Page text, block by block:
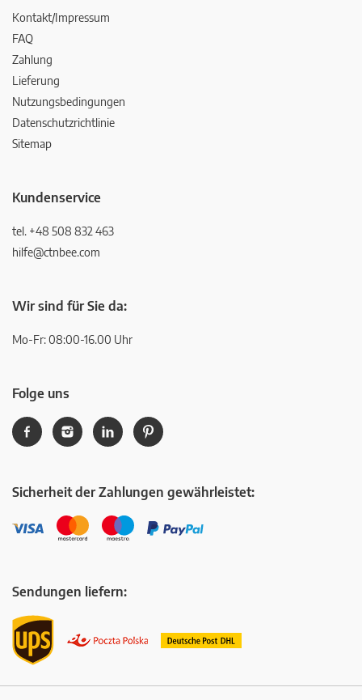
Kontakt/Impressum
FAQ
Zahlung
Lieferung
Nutzungsbedingungen
Datenschutzrichtlinie
Sitemap
Kundenservice
tel. +48 508 832 463
hilfe@ctnbee.com
Wir sind für Sie da:
Mo-Fr: 08:00-16.00 Uhr
Folge uns
Sicherheit der Zahlungen gewährleistet:
Sendungen liefern: